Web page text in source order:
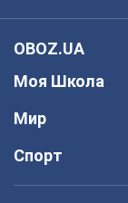
OBOZ.UA
Моя Школа
Мир
Спорт